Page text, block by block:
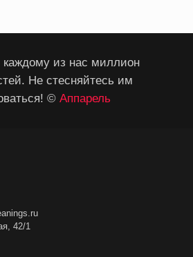
из нас миллион
Не стесняйтесь им
© Аппарель
42/1